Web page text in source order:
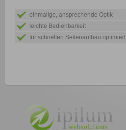
einmalige, ansprechende Optik
leichte Bedienbarkeit
für schnellen Seitenaufbau optimiert